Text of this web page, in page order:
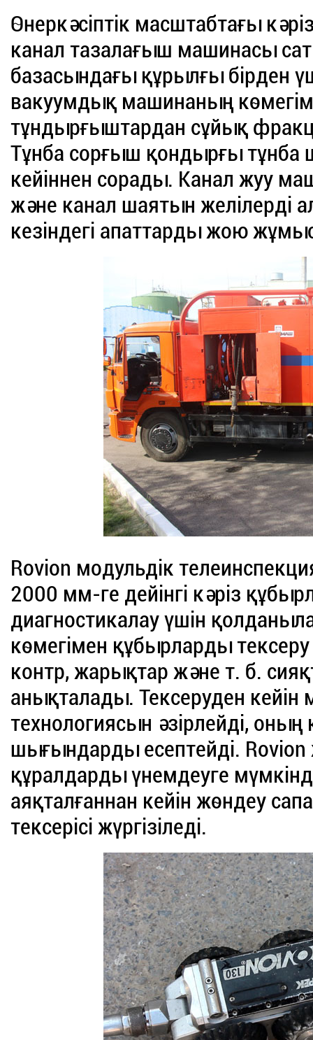
Өнеркәсіптік масштабтағы
канал тазалағыш машинасы
базасындағы құрылғы бірден
вакуумдық машинаның
тұндырғыштардан сұйық
Тұнба сорғыш қондырғы тұнба
кейіннен сорады. Канал жуу
және канал шаятын желілерді
кезіндегі апаттарды жою
Rovion модульдік
2000 мм-ге дейінгі кәріз
диагностикалау үшін
көмегімен құбырларды тексеру
контр, жарықтар және т. б.
анықталады. Тексеруден
технологиясын әзірлейді,
шығындарды есептейді.
құралдарды үнемдеуге
аяқталғаннан кейін жөндеу
тексерісі жүргізіледі.